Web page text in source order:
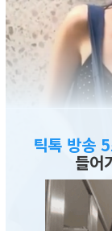
틱톡 방송
들어